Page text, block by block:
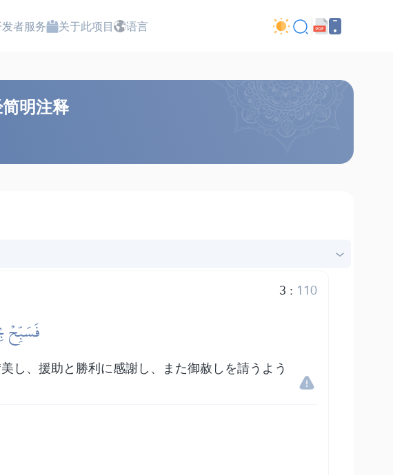
者服务 关于此项目 语言
明注释
3 : 110
فَسَبِّحۡ
し、援助と勝利に感謝し、また御赦しを請うよう